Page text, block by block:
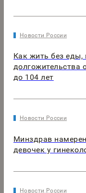
Новости России
Как жить без еды,
долгожительства
до 104 лет
Новости России
Минздрав
девочек у
Новости России